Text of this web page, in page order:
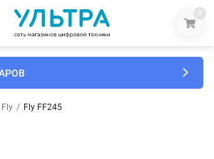
0
Fly / Fly FF245